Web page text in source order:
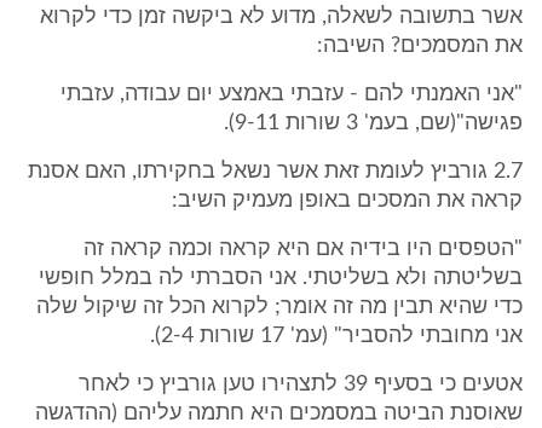
אשר בתשובה לשאלה, מדוע לא ביקשה זמן כדי לקרוא
את המסמכים? השיבה:
"אני האמנתי להם - עזבתי באמצע יום עבודה, עזבתי
פגישה"(שם, בעמ' 3 שורות 9-11).
2.7 גורביץ לעומת זאת אשר נשאל בחקירתו, האם אסנת
קראה את המסכים באופן מעמיק השיב:
"הטפסים היו בידיה אם היא קראה וכמה קראה זה
בשליטתה ולא בשליטתי. אני הסברתי לה במלל חופשי
כדי שהיא תבין מה זה אומר; לקרוא הכל זה שיקול שלה
אני מחובתי להסביר" (עמ' 17 שורות 2-4).
אטעים כי בסעיף 39 לתצהירו טען גורביץ כי לאחר
שאוסנת הביטה במסמכים היא חתמה עליהם (ההדגשה